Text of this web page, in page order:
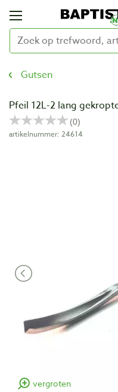
Gutsen
Pfeil 12L-2 lang
artikelnummer: 24614
vergroten